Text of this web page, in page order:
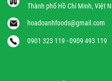
Thành phố Hồ Chí Minh, Việt
hoadoanhfoods@gmail.com
0901 323 119 - 0909 493 119